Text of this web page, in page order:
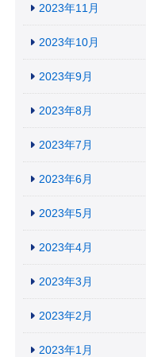
2023年11月
2023年10月
2023年9月
2023年8月
2023年7月
2023年6月
2023年5月
2023年4月
2023年3月
2023年2月
2023年1月